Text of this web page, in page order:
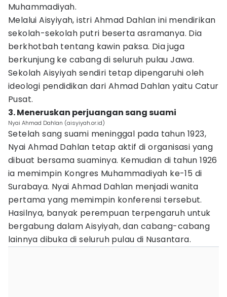
Muhammadiyah.
Melalui Aisyiyah, istri Ahmad Dahlan ini mendirikan
sekolah-sekolah putri beserta asramanya. Dia
berkhotbah tentang kawin paksa. Dia juga
berkunjung ke cabang di seluruh pulau Jawa.
Sekolah Aisyiyah sendiri tetap dipengaruhi oleh
ideologi pendidikan dari Ahmad Dahlan yaitu Catur
Pusat.
3. Meneruskan perjuangan sang suami
Nyai Ahmad Dahlan (aisyiyah.or.id)
Setelah sang suami meninggal pada tahun 1923,
Nyai Ahmad Dahlan tetap aktif di organisasi yang
dibuat bersama suaminya. Kemudian di tahun 1926
ia memimpin Kongres Muhammadiyah ke-15 di
Surabaya. Nyai Ahmad Dahlan menjadi wanita
pertama yang memimpin konferensi tersebut.
Hasilnya, banyak perempuan terpengaruh untuk
bergabung dalam Aisyiyah, dan cabang-cabang
lainnya dibuka di seluruh pulau di Nusantara.